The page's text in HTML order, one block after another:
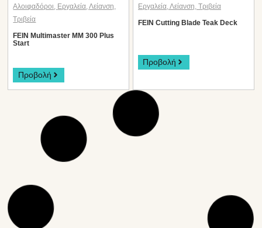
Αλοιφαδόροι Εργαλεία ,Λείανση
Τριβεία
FEIN Multimaster MM 300 Plus
Start
Προβολή
Εργαλεία Λείανση Τριβεία
FEIN Cutting Blade Teak Deck
Προβολή